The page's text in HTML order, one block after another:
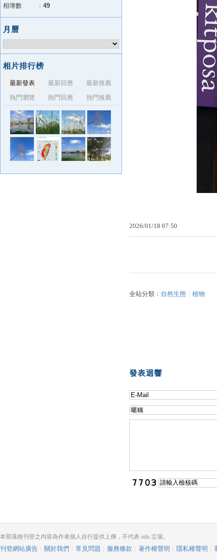
2026/01/18 07:50
全站分類： 自然生態 植物
發表迴響
相簿數
： 49
月曆
相片排行榜
最新發表 最新回應
最新推薦
熱門瀏覽
熱門回應 熱門推薦
本部落格刊登之內容為作者個人自行提供上傳，不代表 udn 立場。
刊登網站廣告 關於我們 常見問題 服務條款 著作權聲明 隱私權聲明